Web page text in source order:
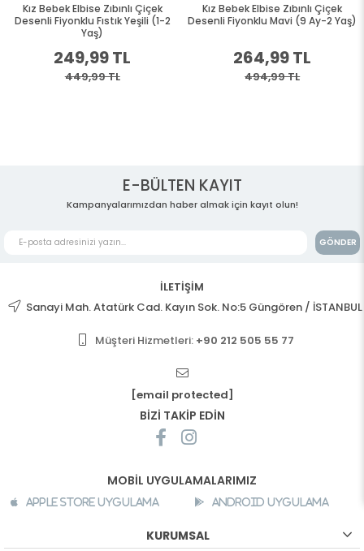
Kız Bebek Elbise Zıbınlı Çiçek
Desenli Fiyonklu Fıstık Yeşili (1-2
Yaş)
249,99 TL
449,99 TL
Kız Bebek Elbise Zıbınlı Çiçek
Desenli Fiyonklu Mavi (9 Ay-2 Yaş)
264,99 TL
494,99 TL
E-BÜLTEN KAYIT
Kampanyalarımızdan haber almak için kayıt olun!
GÖNDER
İLETİŞİM
Sanayi Mah. Atatürk Cad. Kayın Sok. No:5 Güngören / İSTANBUL
Müşteri Hizmetleri: +90 212 505 55 77
[email protected]
BİZİ TAKİP EDİN
MOBİL UYGULAMALARIMIZ
Apple Store Uygulama Android Uygulama
KURUMSAL